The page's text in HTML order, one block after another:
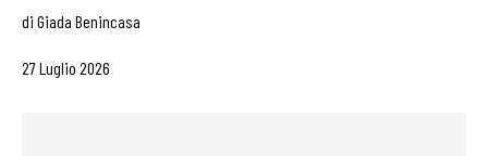
di Giada Benincasa
27 Luglio 2026